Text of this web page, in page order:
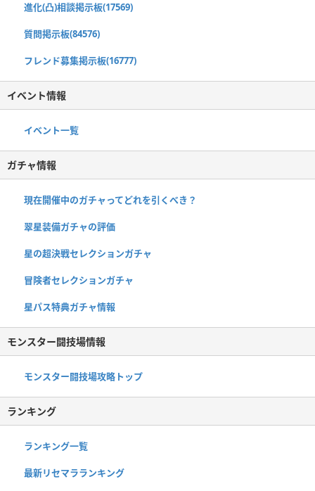
進化(凸)相談掲示板(17569)
質問掲示板(84576)
フレンド募集掲示板(16777)
イベント情報
イベント一覧
ガチャ情報
現在開催中のガチャってどれを引くべき？
翠星装備ガチャの評価
星の超決戦セレクションガチャ
冒険者セレクションガチャ
星パス特典ガチャ情報
モンスター闘技場情報
モンスター闘技場攻略トップ
ランキング
ランキング一覧
最新リセマラランキング